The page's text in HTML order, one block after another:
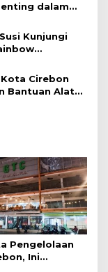
dalam
Tanah Air
Kunjungi
Cirebon
Bantuan Alat
Pengelolaan
Ini